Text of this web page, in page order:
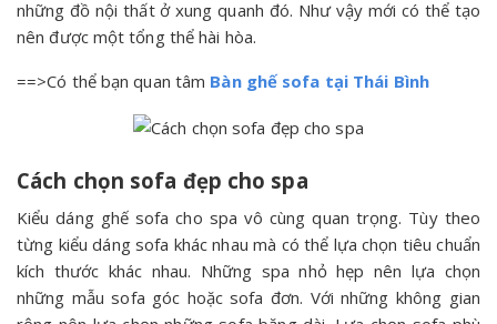
những đồ nội thất ở xung quanh đó. Như vậy mới có thể tạo
nên được một tổng thể hài hòa.
==>Có thể bạn quan tâm Bàn ghế sofa tại Thái Bình
Cách chọn sofa đẹp cho spa
Kiểu dáng ghế sofa cho spa vô cùng quan trọng. Tùy theo
từng kiểu dáng sofa khác nhau mà có thể lựa chọn tiêu chuẩn
kích thước khác nhau. Những spa nhỏ hẹp nên lựa chọn
những mẫu sofa góc hoặc sofa đơn. Với những không gian